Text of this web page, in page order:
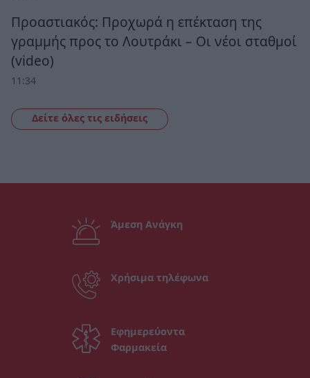
Προαστιακός: Προχωρά η επέκταση της
γραμμής προς το Λουτράκι – Οι νέοι σταθμοί
(video)
11:34
Δείτε όλες τις ειδήσεις
Άμεση Ανάγκη
Χρήσιμα τηλέφωνα
Εφημερεύοντα
Φαρμακεία